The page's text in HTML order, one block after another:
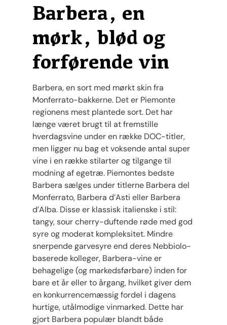
Barbera, en
mørk, blød og
forførende vin
Barbera, en sort med mørkt skin fra
Monferrato-bakkerne. Det er Piemonte
regionens mest plantede sort. Det har
længe været brugt til at fremstille
hverdagsvine under en række DOC-titler,
men ligger nu bag et voksende antal super
vine i en række stilarter og tilgange til
modning af egetræ. Piemontes bedste
Barbera sælges under titlerne Barbera del
Monferrato, Barbera d’Asti eller Barbera
d’Alba. Disse er klassisk italienske i stil:
tangy, sour cherry-duftende røde med god
syre og moderat kompleksitet. Mindre
snerpende garvesyre end deres Nebbiolo-
baserede kolleger, Barbera-vine er
behagelige (og markedsførbare) inden for
bare et år eller to årgang, hvilket giver dem
en konkurrencemæssig fordel i dagens
hurtige, utålmodige vinmarked. Dette har
gjort Barbera populær blandt både